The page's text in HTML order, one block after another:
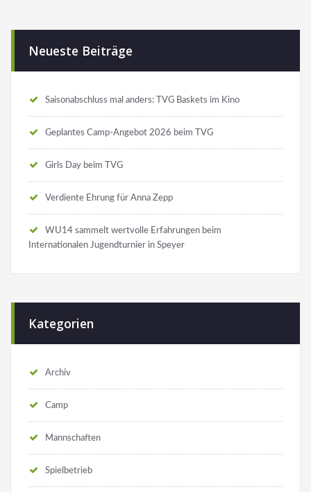
Neueste Beiträge
Saisonabschluss mal anders: TVG Baskets im Kino
Geplantes Camp-Angebot 2026 beim TVG
Girls Day beim TVG
Verdiente Ehrung für Anna Zepp
WU14 sammelt wertvolle Erfahrungen beim
Internationalen Jugendturnier in Speyer
Kategorien
Archiv
Camp
Mannschaften
Spielbetrieb